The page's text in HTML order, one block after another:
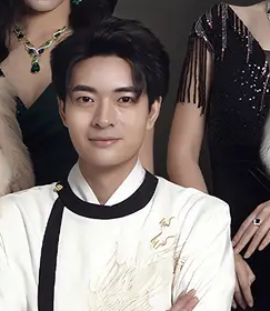
ditakdirkan untuk
Beliau membawa kembar
dibesarkan. Murid-murid keluarga
dan Li Zhendong, kembali
Sha Wusheng dan
Setelah sedar, Ye Wanqiu
keluarga Xiao dan berjanji
keluarga Ye dalam pertukaran seni
membuktikan kepada
di Lingzhou tidak mudah
di pertukaran seni bela diri
diri Lingzhou kalah berturut-turut
orang berputus asa, kembar
mempertahankan maruah